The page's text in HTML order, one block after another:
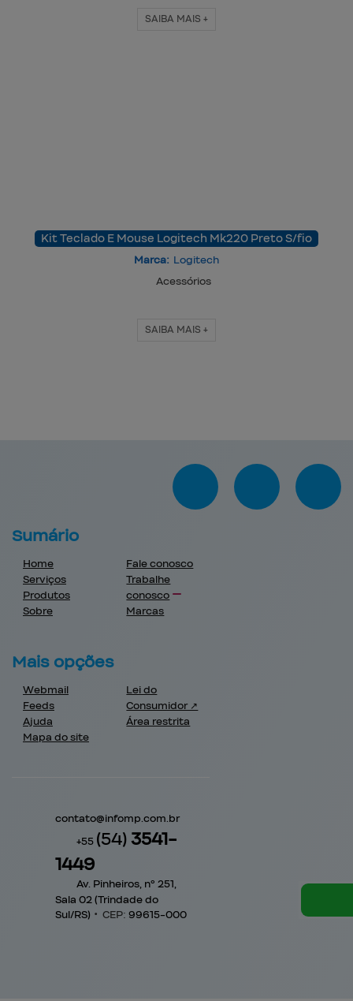
SAIBA MAIS +
Kit Teclado E Mouse Logitech Mk220 Preto S/fio
Marca: Logitech
Acessórios
SAIBA MAIS +
Sumário
Home
Serviços
Produtos
Sobre
Fale conosco
Trabalhe
conosco
Marcas
Mais opções
Webmail
Feeds
Ajuda
Mapa do site
Lei do
Consumidor ↗
Área restrita
contato@infomp.com.br
+55 (54)3541-
1449
Av. Pinheiros, nº 251,
Sala 02 (Trindade do
Sul/RS) • CEP: 99615-000